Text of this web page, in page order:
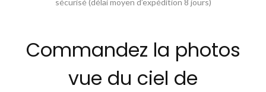
Commandez la photos
vue du ciel de